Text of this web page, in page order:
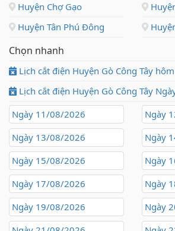
Huyện Chợ Gạo
Huyện Tân Phú Đông
Chọn nhanh
Lịch cắt điện Huyện Gò Công Tây
Lịch cắt điện Huyện Gò Công Tây
Ngày 11/08/2026
Ngày
Ngày 13/08/2026
Ngày
Ngày 15/08/2026
Ngày
Ngày 17/08/2026
Ngày
Ngày 19/08/2026
Ngày